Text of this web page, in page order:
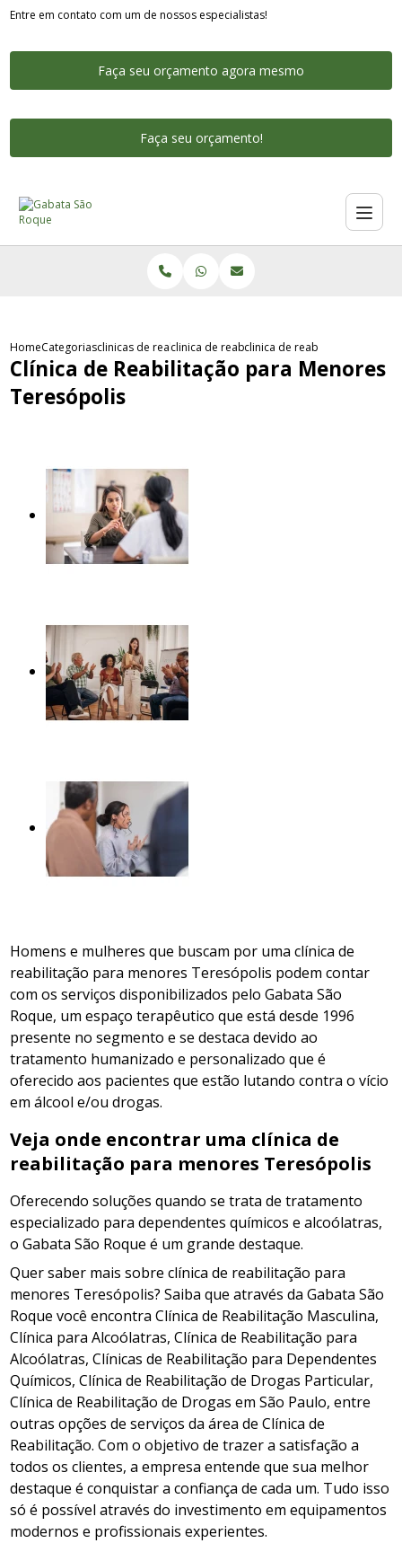
Entre em contato com um de nossos especialistas!
Faça seu orçamento agora mesmo
Faça seu orçamento!
HomeCategoriasclinicas de reabilitacaoclinica de reabilitacao para jovens rio de
clinica de reabilitacao para
Clínica de Reabilitação para Menores
Teresópolis
Homens e mulheres que buscam por uma clínica de
reabilitação para menores Teresópolis podem contar
com os serviços disponibilizados pelo Gabata São
Roque, um espaço terapêutico que está desde 1996
presente no segmento e se destaca devido ao
tratamento humanizado e personalizado que é
oferecido aos pacientes que estão lutando contra o vício
em álcool e/ou drogas.
Veja onde encontrar uma clínica de
reabilitação para menores Teresópolis
Oferecendo soluções quando se trata de tratamento
especializado para dependentes químicos e alcoólatras,
o Gabata São Roque é um grande destaque.
Quer saber mais sobre clínica de reabilitação para
menores Teresópolis? Saiba que através da Gabata São
Roque você encontra Clínica de Reabilitação Masculina,
Clínica para Alcoólatras, Clínica de Reabilitação para
Alcoólatras, Clínicas de Reabilitação para Dependentes
Químicos, Clínica de Reabilitação de Drogas Particular,
Clínica de Reabilitação de Drogas em São Paulo, entre
outras opções de serviços da área de Clínica de
Reabilitação. Com o objetivo de trazer a satisfação a
todos os clientes, a empresa entende que sua melhor
destaque é conquistar a confiança de cada um. Tudo isso
só é possível através do investimento em equipamentos
modernos e profissionais experientes.